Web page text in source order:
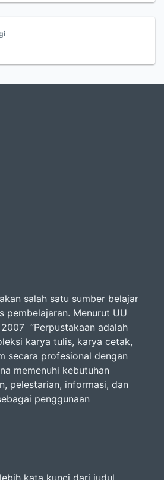
salah satu sumber belajar
pembelajaran. Menurut UU
“Perpustakaan adalah
karya tulis, karya cetak,
secara profesional dengan
memenuhi kebutuhan
pelestarian, informasi, dan
penggunaan
kata kunci dari judul,